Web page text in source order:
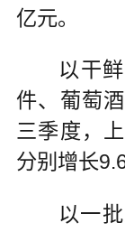
亿元。
以干鲜
件、葡萄
三季度，
分别增长
以一批